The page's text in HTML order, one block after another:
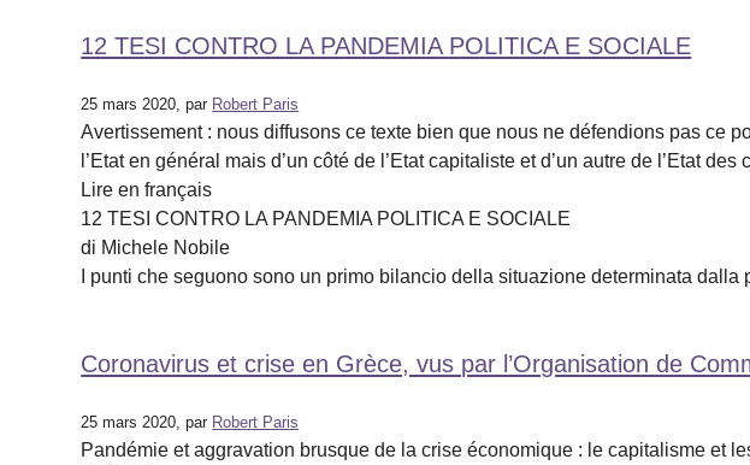
12 TESI CONTRO LA PANDEMIA POLITICA E SOCIALE
25 mars 2020, par Robert Paris
Avertissement : nous diffusons ce texte bien que nous ne défendions pas ce
l’Etat en général mais d’un côté de l’Etat capitaliste et d’un autre de l’Etat
Lire en français
12 TESI CONTRO LA PANDEMIA POLITICA E SOCIALE
di Michele Nobile
I punti che seguono sono un primo bilancio della situazione determinata
Coronavirus et crise en Grèce, vus par l’Organisation de
25 mars 2020, par Robert Paris
Pandémie et aggravation brusque de la crise économique : le capitalisme et